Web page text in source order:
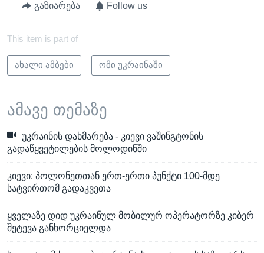
გაზიარება Follow us
This item is part of
ახალი ამბები ომი უკრაინაში
ამავე თემაზე
უკრაინის დახმარება - კიევი ვაშინგტონის
გადაწყვეტილების მოლოდინში
კიევი: პოლონეთთან ერთ-ერთი პუნქტი 100-მდე
სატვირთომ გადაკვეთა
ყველაზე დიდ უკრაინულ მობილურ ოპერატორზე კიბერ
შეტევა განხორციელდა